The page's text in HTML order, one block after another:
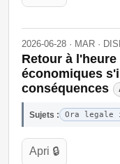
2026-06-28 · MAR ·
Retour à
économiques
conséquences
Sujets : Ora legale
Apri 🔒